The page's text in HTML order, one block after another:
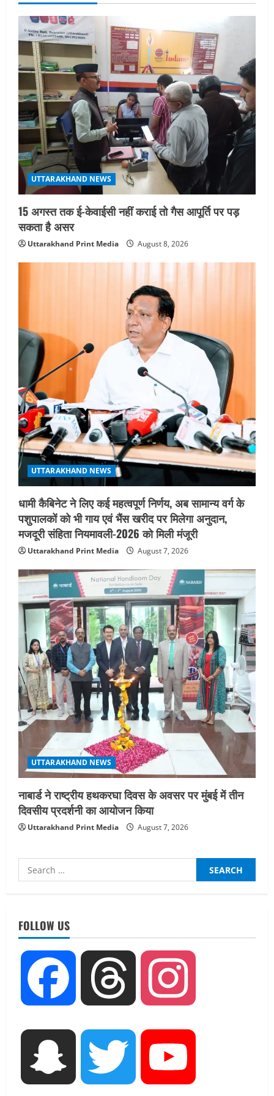
v
i
g
a
t
i
o
n
UTTARAKHAND NEWS
15 अगस्त तक ई-केवाईसी नहीं कराई तो गैस आपूर्ति पर पड़
सकता है असर
Uttarakhand Print Media August 8, 2026
UTTARAKHAND NEWS
धामी कैबिनेट ने लिए कई महत्वपूर्ण निर्णय, अब सामान्य वर्ग के
पशुपालकों को भी गाय एवं भैंस खरीद पर मिलेगा अनुदान,
मजदूरी संहिता नियमावली-2026 को मिली मंजूरी
Uttarakhand Print Media August 7, 2026
UTTARAKHAND NEWS
नाबार्ड ने राष्ट्रीय हथकरघा दिवस के अवसर पर मुंबई में तीन
दिवसीय प्रदर्शनी का आयोजन किया
Uttarakhand Print Media August 7, 2026
Search
for:
FOLLOW US
Facebook Threads
Snapchat Twitter
August 7, 2026
UTTARAKHAND NEWS
नाबार्ड ने राष्ट्रीय हथकरघा दिवस के अवसर पर
मुंबई में तीन दिवसीय प्रदर्शनी का आयोजन किया
UTTARAKHAND NEWS
जिलाधिकारी/जिला निर्वाचन अधिकारी ने
सहसपुर विधानसभा क्षेत्र के पोलिंग बूथों का